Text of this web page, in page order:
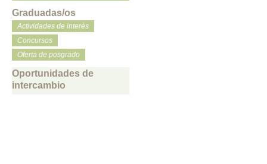
Graduadas/os
Actividades de interés
Concursos
Oferta de posgrado
Oportunidades de
intercambio